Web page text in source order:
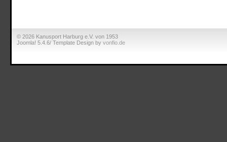
© 2026 Kanusport Harburg e.V. von 1953
Joomla! 5.4.6/ Template Design by vonfio.de